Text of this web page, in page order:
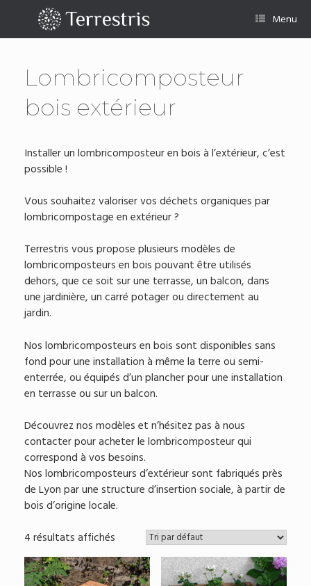
Menu
Lombricomposteur
bois extérieur
Installer un lombricomposteur en bois à l’extérieur, c’est
possible !
Vous souhaitez valoriser vos déchets organiques par
lombricompostage en extérieur ?
Terrestris vous propose plusieurs modèles de
lombricomposteurs en bois pouvant être utilisés
dehors, que ce soit sur une terrasse, un balcon, dans
une jardinière, un carré potager ou directement au
jardin.
Nos lombricomposteurs en bois sont disponibles sans
fond pour une installation à même la terre ou semi-
enterrée, ou équipés d’un plancher pour une installation
en terrasse ou sur un balcon.
Découvrez nos modèles et n’hésitez pas à nous
contacter pour acheter le lombricomposteur qui
correspond à vos besoins.
Nos lombricomposteurs d’extérieur sont fabriqués près
de Lyon par une structure d’insertion sociale, à partir de
bois d’origine locale.
4 résultats affichés